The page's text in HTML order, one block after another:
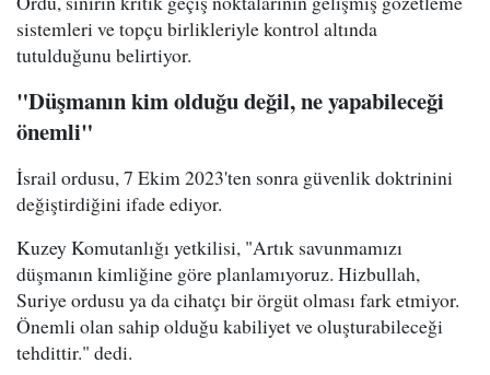
sistemleri ve topçu birlikleriyle kontrol altında
tutulduğunu belirtiyor.
"Düşmanın kim olduğu değil, ne yapabileceği
önemli"
İsrail ordusu, 7 Ekim 2023'ten sonra güvenlik doktrinini
değiştirdiğini ifade ediyor.
Kuzey Komutanlığı yetkilisi, "Artık savunmamızı
düşmanın kimliğine göre planlamıyoruz. Hizbullah,
Suriye ordusu ya da cihatçı bir örgüt olması fark etmiyor.
Önemli olan sahip olduğu kabiliyet ve oluşturabileceği
tehdittir." dedi.